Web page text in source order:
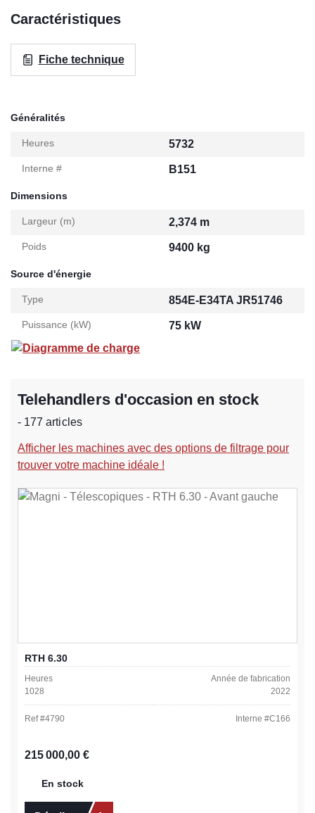
Caractéristiques
Fiche technique
Généralités
Heures 5732
Interne # B151
Dimensions
Largeur (m) 2,374 m
Poids 9400 kg
Source d'énergie
Type 854E-E34TA JR51746
Puissance (kW)
75 kW
Diagramme de charge
Telehandlers d'occasion en stock
- 177 articles
Afficher les machines avec des options de filtrage pour
trouver votre machine idéale !
RTH 6.30
Heures
1028
Année de fabrication
2022
Ref #4790 Interne #C166
Prix régulier :
215 000,00 €
En stock